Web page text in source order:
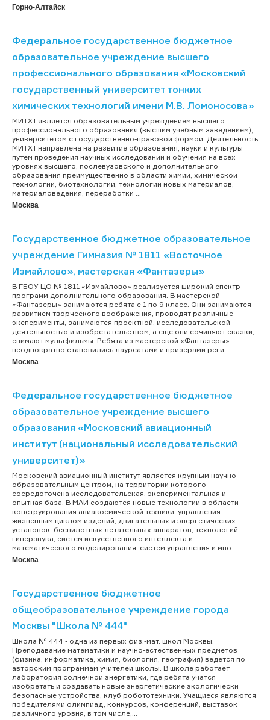
Горно-Алтайск
Федеральное государственное бюджетное
образовательное учреждение высшего
профессионального образования «Московский
государственный университет тонких
химических технологий имени М.В. Ломоносова»
МИТХТ является образовательным учреждением высшего
профессионального образования (высшим учебным заведением);
университетом с государственно-правовой формой. Деятельность
МИТХТ направлена на развитие образования, науки и культуры
путем проведения научных исследований и обучения на всех
уровнях высшего, послевузовского и дополнительного
образования преимущественно в области химии, химической
технологии, биотехнологии, технологии новых материалов,
материаловедения, переработки ...
Москва
Государственное бюджетное образовательное
учреждение Гимназия № 1811 «Восточное
Измайлово», мастерская «Фантазеры»
В ГБОУ ЦО № 1811 «Измайлово» реализуется широкий спектр
программ дополнительного образования. В мастерской
«Фантазеры» занимаются ребята с 1 по 9 класс. Они занимаются
развитием творческого воображения, проводят различные
эксперименты, занимаются проектной, исследовательской
деятельностью и изобретательством, а еще они сочиняют сказки,
снимают мультфильмы. Ребята из мастерской «Фантазеры»
неоднократно становились лауреатами и призерами реги...
Москва
Федеральное государственное бюджетное
образовательное учреждение высшего
образования «Московский авиационный
институт (национальный исследовательский
университет)»
Московский авиационный институт является крупным научно-
образовательным центром, на территории которого
сосредоточена исследовательская, экспериментальная и
опытная база. В МАИ создаются новые технологии в области
конструирования авиакосмической техники, управления
жизненным циклом изделий, двигательных и энергетических
установок, беспилотных летательных аппаратов, технологий
гиперзвука, систем искусственного интеллекта и
математического моделирования, систем управления и мно...
Москва
Государственное бюджетное
общеобразовательное учреждение города
Москвы "Школа № 444"
Школа № 444 - одна из первых физ.-мат. школ Москвы.
Преподавание математики и научно-естественных предметов
(физика, информатика, химия, биология, география) ведётся по
авторским программам учителей школы. В школе работает
лаборатория солнечной энергетики, где ребята учатся
изобретать и создавать новые энергетические экологически
безопасные устройства, клуб робототехники. Учащиеся являются
победителями олимпиад, конкурсов, конференций, выставок
различного уровня, в том числе,...